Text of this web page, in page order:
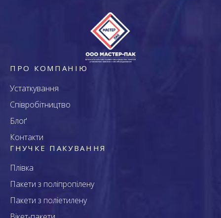
ПРО КОМПАНІЮ
Устаткування
Співробітництво
Блоґ
Контакти
ГНУЧКЕ ПАКУВАННЯ
Плівка
Пакети з поліпропілену
Пакети з поліетилену